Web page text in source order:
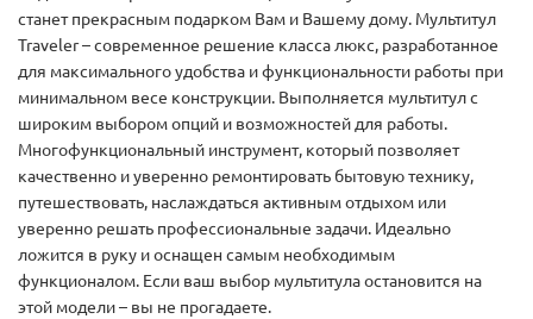
станет прекрасным подарком Вам и Вашему дому. Мультитул
Traveler – современное решение класса люкс, разработанное
для максимального удобства и функциональности работы при
минимальном весе конструкции. Выполняется мультитул с
широким выбором опций и возможностей для работы.
Многофункциональный инструмент, который позволяет
качественно и уверенно ремонтировать бытовую технику,
путешествовать, наслаждаться активным отдыхом или
уверенно решать профессиональные задачи. Идеально
ложится в руку и оснащен самым необходимым
функционалом. Если ваш выбор мультитула остановится на
этой модели – вы не прогадаете.